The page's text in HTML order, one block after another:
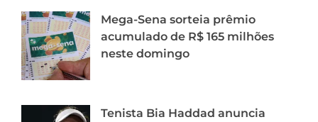
Mega-Sena sorteia prêmio
acumulado de R$ 165 milhões
neste domingo
Tenista Bia Haddad anuncia